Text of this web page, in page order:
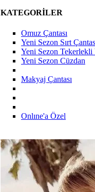
KATEGORİLER
Omuz Çantası
Yeni Sezon Sırt
Yeni Sezon Tekerlekli
Yeni Sezon Cüzdan
Makyaj Çantası
Onlıne'a Özel